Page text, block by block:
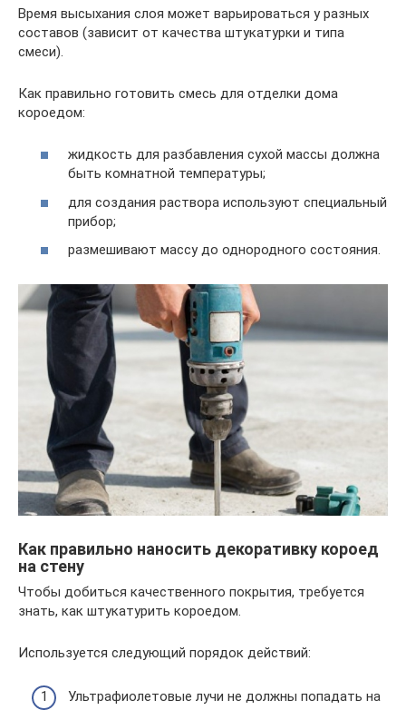
Время высыхания слоя может варьироваться у разных
составов (зависит от качества штукатурки и типа
смеси).
Как правильно готовить смесь для отделки дома
короедом:
жидкость для разбавления сухой массы должна
быть комнатной температуры;
для создания раствора используют специальный
прибор;
размешивают массу до однородного состояния.
Как правильно наносить декоративку короед
на стену
Чтобы добиться качественного покрытия, требуется
знать, как штукатурить короедом.
Используется следующий порядок действий:
Ультрафиолетовые лучи не должны попадать на